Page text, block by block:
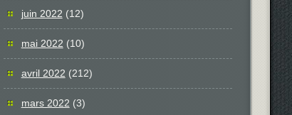
juin 2022 (12)
mai 2022 (10)
avril 2022 (212)
mars 2022 (3)